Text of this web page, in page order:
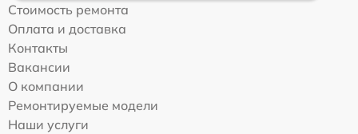
Стоимость ремонта
Оплата и доставка
Контакты
Вакансии
О компании
Ремонтируемые модели
Наши услуги